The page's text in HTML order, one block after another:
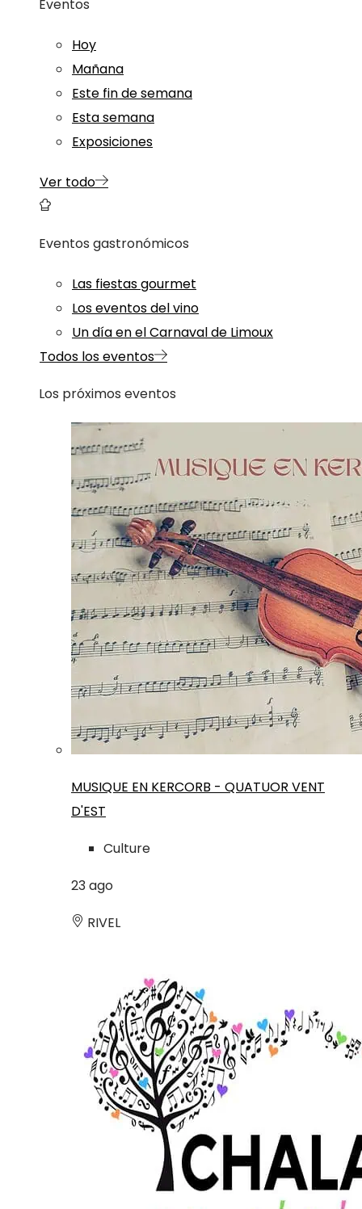
Eventos
Hoy
Mañana
Este fin de semana
Esta semana
Exposiciones
Ver todo
Eventos gastronómicos
Las fiestas gourmet
Los eventos del vino
Un día en el Carnaval de Limoux
Todos los eventos
Los próximos eventos
MUSIQUE EN KERCORB - QUATUOR VENT
D'EST
Culture
23ago
RIVEL